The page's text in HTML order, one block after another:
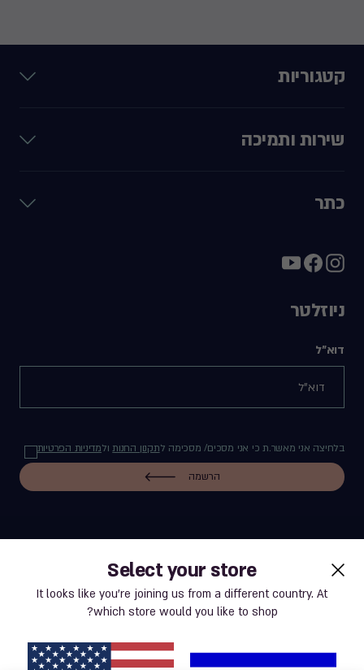
Select your store
It looks like you’re joining us from a different country. At
which store would you like to shop?
קטגוריות
שירות ותמיכה
כתר
ניוזלטר
דוא"ל
בלחיצה אני מאשר.ת כי אני מסכים/ מסכימה לתקנון החנותולמדיניות הפרטיות
הרשמה
label.payment